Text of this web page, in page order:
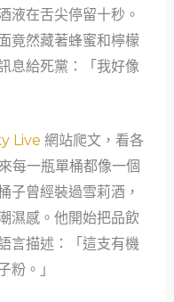
液在舌尖停留十秒。
竟然藏著蜂蜜和檸檬
息給死黨：「我好像
Live 網站爬文，看各
每一瓶單桶都像一個
子曾經裝過雪莉酒，
濕感。他開始把品飲
言描述：「這支有機
粉。」